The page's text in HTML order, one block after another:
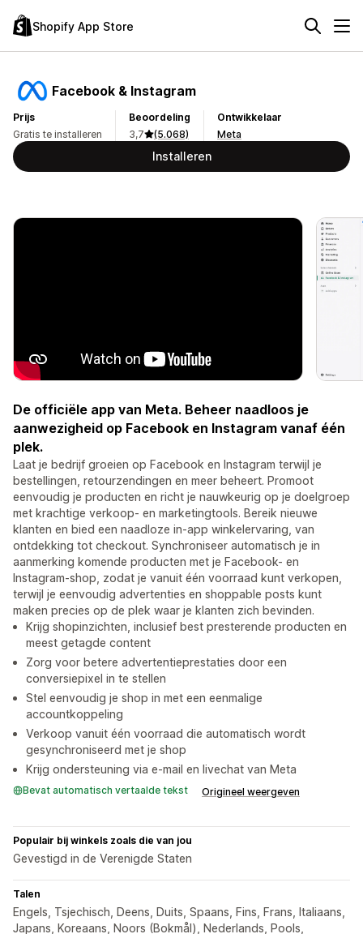
Shopify App Store
Facebook & Instagram
Prijs
Gratis te installeren
Beoordeling
3,7
(5.068)
Ontwikkelaar
Meta
Installeren
De officiële app van Meta. Beheer naadloos je
aanwezigheid op Facebook en Instagram vanaf één
plek.
Laat je bedrijf groeien op Facebook en Instagram terwijl je
bestellingen, retourzendingen en meer beheert. Promoot
eenvoudig je producten en richt je nauwkeurig op je doelgroep
met krachtige verkoop- en marketingtools. Bereik nieuwe
klanten en bied een naadloze in-app winkelervaring, van
ontdekking tot checkout. Synchroniseer automatisch je in
aanmerking komende producten met je Facebook- en
Instagram-shop, zodat je vanuit één voorraad kunt verkopen,
terwijl je eenvoudig advertenties en shoppable posts kunt
maken precies op de plek waar je klanten zich bevinden.
Krijg shopinzichten, inclusief best presterende producten en
meest getagde content
Zorg voor betere advertentieprestaties door een
conversiepixel in te stellen
Stel eenvoudig je shop in met een eenmalige
accountkoppeling
Verkoop vanuit één voorraad die automatisch wordt
gesynchroniseerd met je shop
Krijg ondersteuning via e-mail en livechat van Meta
Bevat automatisch vertaalde tekst Origineel weergeven
Populair bij winkels zoals die van jou
Gevestigd in de Verenigde Staten
Talen
Engels, Tsjechisch, Deens, Duits, Spaans, Fins, Frans, Italiaans,
Japans, Koreaans, Noors (Bokmål), Nederlands, Pools,